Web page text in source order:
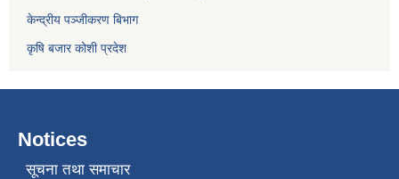
केन्द्रीय पञ्जीकरण बिभाग
कृषि बजार कोशी प्रदेश
Notices
सूचना तथा समाचार